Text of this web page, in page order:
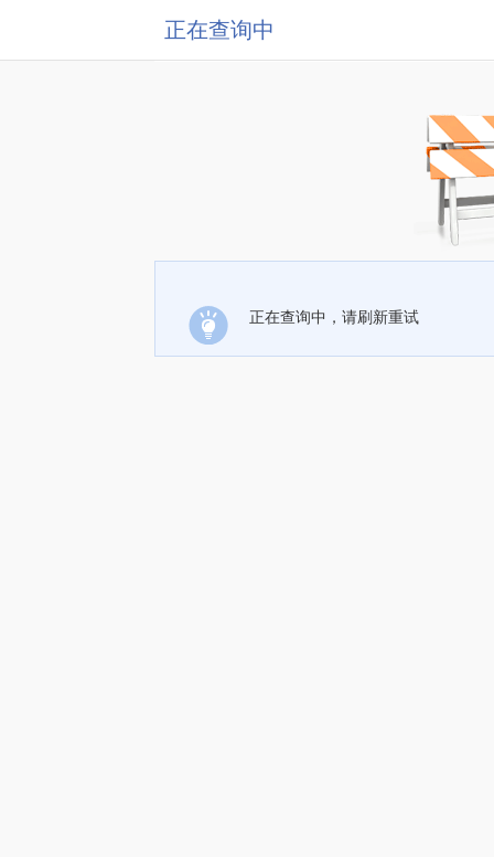
正在查询中
正在查询中，请刷新重试